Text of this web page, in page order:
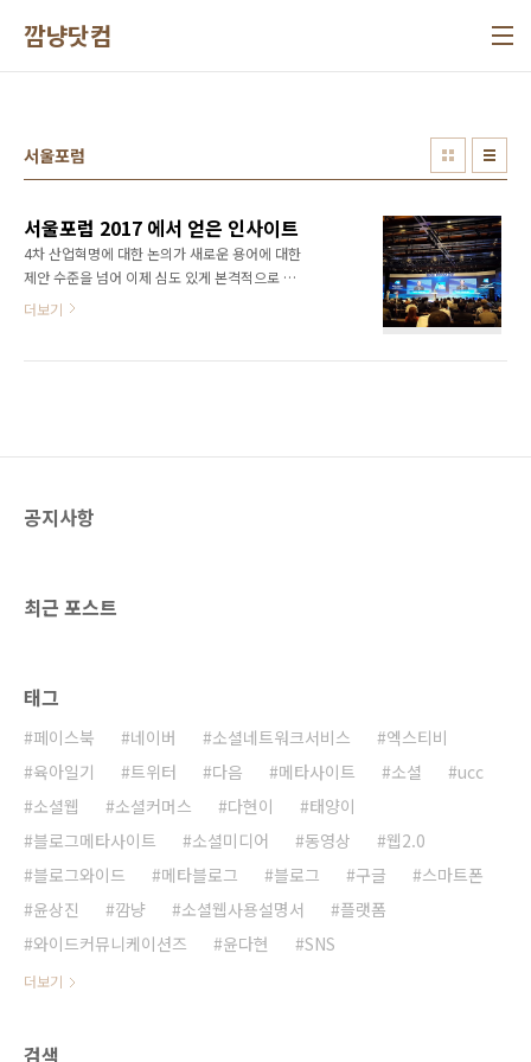
깜냥닷컴
서울포럼
서울포럼 2017 에서 얻은 인사이트
4차 산업혁명에 대한 논의가 새로운 용어에 대한
제안 수준을 넘어 이제 심도 있게 본격적으로 논
의되고 있다. 4차 산업혁명은 이제 당분간 우리
로봇과 일자리를 두고 싸울 것이 아니라는 이야
은 고민..
더보기
공지사항
최근 포스트
태그
페이스북 네이버 소셜네트워크서비스
엑스티비
육아일기
트위터 다음 메타사이트 소셜
ucc
소셜웹
소셜커머스 다현이
태양이
블로그메타사이트
소셜미디어 동영상
웹2.0
블로그와이드
메타블로그 블로그 구글
스마트폰
윤상진
깜냥 소셜웹사용설명서
플랫폼
와이드커뮤니케이션즈
윤다현 SNS
더보기
검색